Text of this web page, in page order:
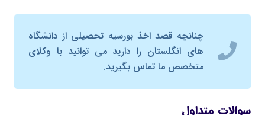
چنانچه قصد اخذ بورسیه تحصیلی از دانشگاه
های انگلستان را دارید می توانید با وکلای
متخصص ما تماس بگیرید.
سوالات متداول